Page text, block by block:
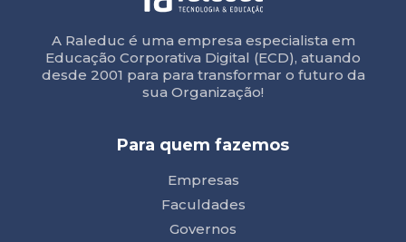
A Raleduc é uma empresa especialista em
Educação Corporativa Digital (ECD), atuando
desde 2001 para para transformar o futuro da
sua Organização!
Para quem fazemos
Empresas
Faculdades
Governos